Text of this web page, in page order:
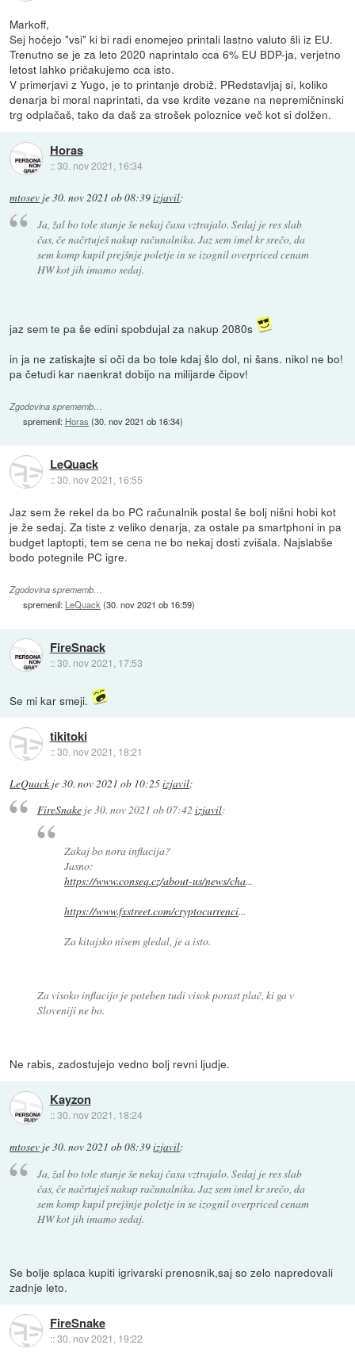
Markoff,
Sej hočejo "vsi" ki bi radi enomejeo printali lastno valuto šli iz EU.
Trenutno se je za leto 2020 naprintalo cca 6% EU BDP-ja, verjetno
letost lahko pričakujemo cca isto.
V primerjavi z Yugo, je to printanje drobiž. PRedstavljaj si, koliko
denarja bi moral naprintati, da vse krdite vezane na nepremičninski
trg odplačaš, tako da daš za strošek poloznice več kot si dolžen.
Horas
::30. nov 2021, 16:34
mtosev je30. nov 2021 ob 08:39izjavil:
Ja, žal bo tole stanje še nekaj časa vztrajalo. Sedaj je res slab
čas, če načrtuješ nakup računalnika. Jaz sem imel kr srečo, da
sem komp kupil prejšnje poletje in se izognil overpriced cenam
HW kot jih imamo sedaj.
jaz sem te pa še edini spobdujal za nakup 2080s
in ja ne zatiskajte si oči da bo tole kdaj šlo dol, ni šans. nikol ne bo!
pa četudi kar naenkrat dobijo na milijarde čipov!
Zgodovina sprememb…
spremenil: Horas (30. nov 2021 ob 16:34)
LeQuack
::30. nov 2021, 16:55
Jaz sem že rekel da bo PC računalnik postal še bolj nišni hobi kot
je že sedaj. Za tiste z veliko denarja, za ostale pa smartphoni in pa
budget laptopti, tem se cena ne bo nekaj dosti zvišala. Najslabše
bodo potegnile PC igre.
Zgodovina sprememb…
spremenil: LeQuack (30. nov 2021 ob 16:59)
FireSnack
::30. nov 2021, 17:53
Se mi kar smeji.
tikitoki
::30. nov 2021, 18:21
LeQuack je30. nov 2021 ob 10:25izjavil:
FireSnakeje30. nov 2021 ob 07:42 izjavil:
Zakaj bo nora inflacija?
Jasno:
https://www.conseq.cz/about-us/news/cha...
https://www.fxstreet.com/cryptocurrenci...
Za kitajsko nisem gledal, je a isto.
Za visoko inflacijo je poteben tudi visok porast plač, ki ga v
Sloveniji ne bo.
Ne rabis, zadostujejo vedno bolj revni ljudje.
Kayzon
::30. nov 2021, 18:24
mtosev je30. nov 2021 ob 08:39izjavil:
Ja, žal bo tole stanje še nekaj časa vztrajalo. Sedaj je res slab
čas, če načrtuješ nakup računalnika. Jaz sem imel kr srečo, da
sem komp kupil prejšnje poletje in se izognil overpriced cenam
HW kot jih imamo sedaj.
Se bolje splaca kupiti igrivarski prenosnik,saj so zelo napredovali
zadnje leto.
FireSnake
::30. nov 2021, 19:22